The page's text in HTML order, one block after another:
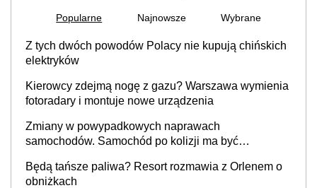
Popularne Najnowsze Wybrane
Z tych dwóch powodów Polacy nie kupują chińskich
elektryków
Kierowcy zdejmą nogę z gazu? Warszawa wymienia
fotoradary i montuje nowe urządzenia
Zmiany w powypadkowych naprawach
samochodów. Samochód po kolizji ma być
producenta
Będą tańsze paliwa? Resort rozmawia z Orlenem o
obniżkach